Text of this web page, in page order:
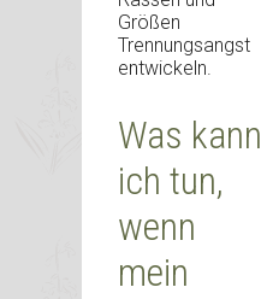
Größen
Trennungsangst
entwickeln.
Was kann
ich tun,
wenn
mein